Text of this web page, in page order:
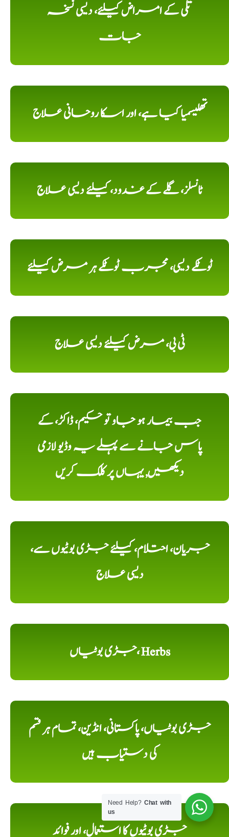
تلی کے امراض کیلئے، دیسی نسخہ
جات
تھلیسمیا کیا ہے، اور اسکا روحانی علاج
ٹانسلز، گلے کے غدود، کیلئے دیسی علاج
ٹوٹکے دیسی، مجرب ٹوٹکے ہر مرض کیلئے
ٹی بی، مرض کیلئے دیسی علاج
جب بیمار ہو جاو تو حکیم، ڈاکڑ، کے
پاس جانے سے پہلے یہ وڈیو لازمی
دیکھیں, یہاں پر کلک کریں
جریان، احتلام، کیلئے جڑی بوٹیوں سے،
دیسی علاج
جڑی بوٹیاں، Herbs
جڑی بوٹیاں، پاکستانی، انڈین، تمام ہر قسم
کی دستیاب ہیں
جڑی بوٹیوں کا استعمال، اور فوائد
Need Help?Chat with
us